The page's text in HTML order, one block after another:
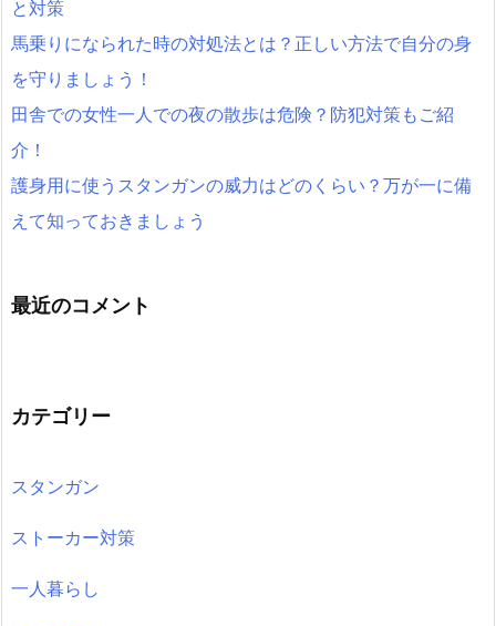
と対策
馬乗りになられた時の対処法とは？正しい方法で自分の身
を守りましょう！
田舎での女性一人での夜の散歩は危険？防犯対策もご紹
介！
護身用に使うスタンガンの威力はどのくらい？万が一に備
えて知っておきましょう
最近のコメント
カテゴリー
スタンガン
ストーカー対策
一人暮らし